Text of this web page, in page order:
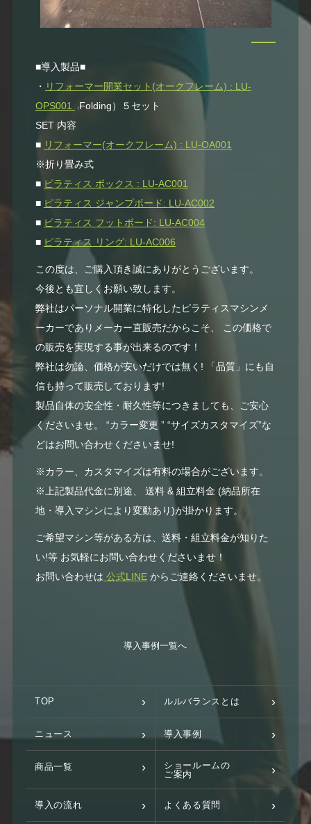
■導入製品■
・ リフォーマー開業セット(オークフレーム) : LU-
OPS001
（ Folding）５セット
SET 内容
■ リフォーマー(オークフレーム) : LU-OA001
※折り畳み式
■ ピラティス ボックス : LU-AC001
■ ピラティス ジャンプボード: LU-AC002
■ ピラティス フットボード: LU-AC004
■ ピラティス リング: LU-AC006
この度は、ご購入頂き誠にありがとうございます。
今後とも宜しくお願い致します。
弊社はパーソナル開業に特化したピラティスマシンメ
ーカーでありメーカー直販売だからこそ、 この価格で
の販売を実現する事が出来るのです！
弊社は勿論、価格が安いだけでは無く! 「品質」にも自
信も持って販売しております!
製品自体の安全性・耐久性等につきましても、ご安心
くださいませ。 “カラー変更 ” “サイズカスタマイズ”な
どはお問い合わせくださいませ!
※カラー、カスタマイズは有料の場合がございます。
※上記製品代金に別途、 送料 & 組立料金 (納品所在
地・導入マシンにより変動あり)が掛かります。
ご希望マシン等がある方は、送料・組立料金が知りた
い!等 お気軽にお問い合わせくださいませ！
お問い合わせは 公式LINEからご連絡くださいませ。
導入事例一覧へ
TOP ルルバランスとは
ニュース 導入事例
商品一覧
ショールームの
ご案内
導入の流れ よくある質問